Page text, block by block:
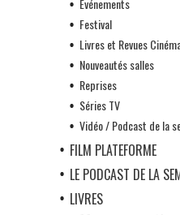
Evénements
Festival
Livres et Revues
Nouveautés salles
Reprises
Séries TV
Vidéo / Podcast de la
FILM PLATEFORME
LE PODCAST DE LA
LIVRES